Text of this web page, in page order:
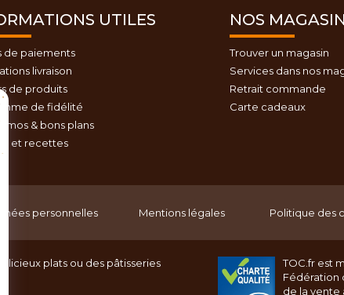
UTILES
de paiements
livraison
de produits
de fidélité
& bons plans
et recettes
NOS
Trouver un magasin
Services dans nos
Retrait commande
Carte cadeaux
personnelles Mentions légales Politique des
plats ou des pâtisseries
TOC.fr est
Fédération
de la vente